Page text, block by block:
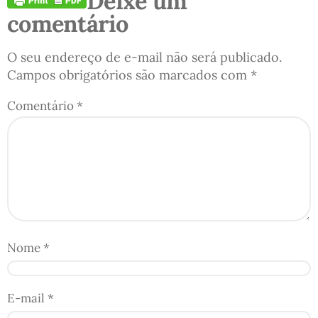
comentário
O seu endereço de e-mail não será publicado.
Campos obrigatórios são marcados com *
Comentário*
Nome*
E-mail *